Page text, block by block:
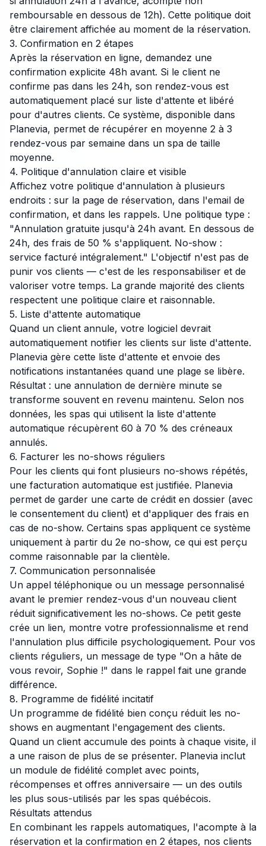
remboursable en dessous de 12h). Cette politique doit
être clairement affichée au moment de la réservation.
3. Confirmation en 2 étapes
Après la réservation en ligne, demandez une
confirmation explicite 48h avant. Si le client ne
confirme pas dans les 24h, son rendez-vous est
automatiquement placé sur liste d'attente et libéré
pour d'autres clients. Ce système, disponible dans
Planevia, permet de récupérer en moyenne 2 à 3
rendez-vous par semaine dans un spa de taille
moyenne.
4. Politique d'annulation claire et visible
Affichez votre politique d'annulation à plusieurs
endroits : sur la page de réservation, dans l'email de
confirmation, et dans les rappels. Une politique type :
"Annulation gratuite jusqu'à 24h avant. En dessous de
24h, des frais de 50 % s'appliquent. No-show :
service facturé intégralement." L'objectif n'est pas de
punir vos clients — c'est de les responsabiliser et de
valoriser votre temps. La grande majorité des clients
respectent une politique claire et raisonnable.
5. Liste d'attente automatique
Quand un client annule, votre logiciel devrait
automatiquement notifier les clients sur liste d'attente.
Planevia gère cette liste d'attente et envoie des
notifications instantanées quand une plage se libère.
Résultat : une annulation de dernière minute se
transforme souvent en revenu maintenu. Selon nos
données, les spas qui utilisent la liste d'attente
automatique récupèrent 60 à 70 % des créneaux
annulés.
6. Facturer les no-shows réguliers
Pour les clients qui font plusieurs no-shows répétés,
une facturation automatique est justifiée. Planevia
permet de garder une carte de crédit en dossier (avec
le consentement du client) et d'appliquer des frais en
cas de no-show. Certains spas appliquent ce système
uniquement à partir du 2e no-show, ce qui est perçu
comme raisonnable par la clientèle.
7. Communication personnalisée
Un appel téléphonique ou un message personnalisé
avant le premier rendez-vous d'un nouveau client
réduit significativement les no-shows. Ce petit geste
crée un lien, montre votre professionnalisme et rend
l'annulation plus difficile psychologiquement. Pour vos
clients réguliers, un message de type "On a hâte de
vous revoir, Sophie !" dans le rappel fait une grande
différence.
8. Programme de fidélité incitatif
Un programme de fidélité bien conçu réduit les no-
shows en augmentant l'engagement des clients.
Quand un client accumule des points à chaque visite, il
a une raison de plus de se présenter. Planevia inclut
un module de fidélité complet avec points,
récompenses et offres anniversaire — un des outils
les plus sous-utilisés par les spas québécois.
Résultats attendus
En combinant les rappels automatiques, l'acompte à la
réservation et la confirmation en 2 étapes, nos clients